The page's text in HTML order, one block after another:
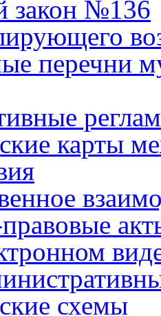
закон №136
перечни
карты
схемы